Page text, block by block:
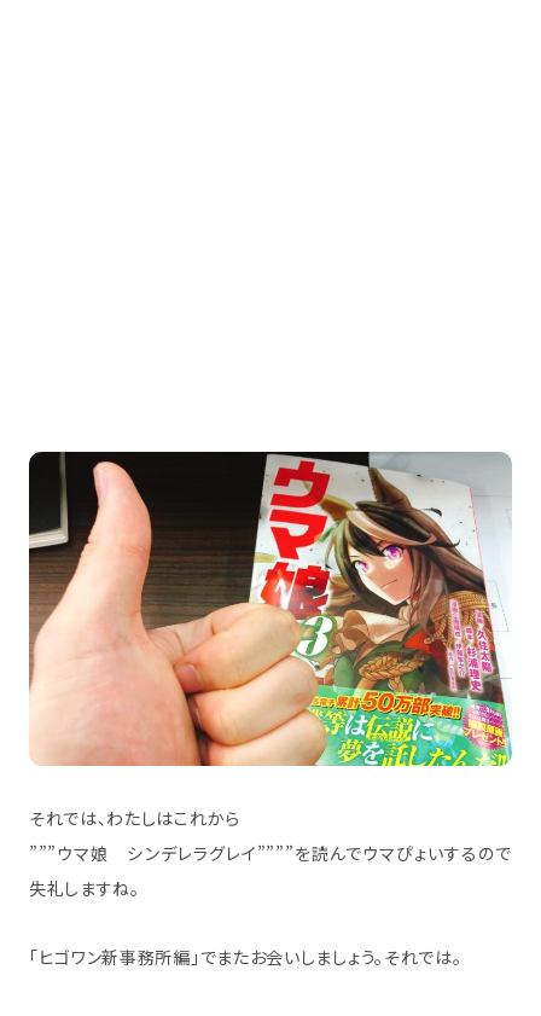
それでは、わたしはこれから
”””ウマ娘 シンデレラグレイ””””を読んでウマぴょいするので
失礼しますね。
「ヒゴワン新事務所編」でまたお会いしましょう。それでは。